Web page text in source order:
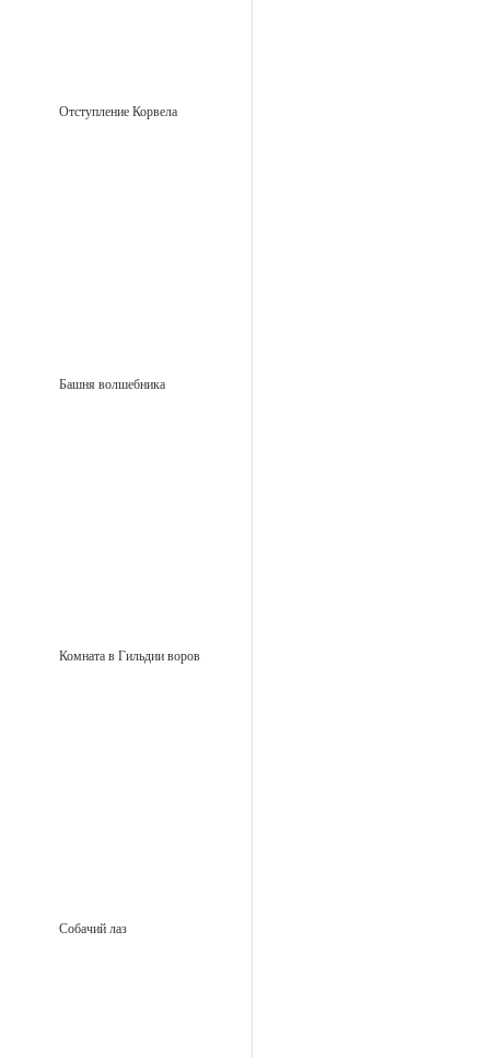
Отступление Корвела
Башня волшебника
Комната в Гильдии воров
Собачий лаз